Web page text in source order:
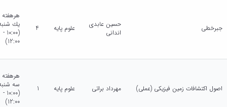
جبرخطی
حسین عابدی
اندانی
علوم پایه 4
هرهفته
يك
(10:00 -
12:00)
اصول اکتشافات زمین فیزیکی (عملی) مهرداد براتی علوم پایه 1
هرهفته
سه
(10:00 -
12:00)